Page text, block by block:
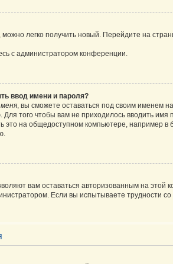
можно легко получить новый. Перейдите на
с администратором конференции.
ввод имени и пароля?
, вы сможете оставаться под своим именем
Для того чтобы вам не приходилось вводить
на общедоступном компьютере, например в
вам оставаться авторизованным на
Если вы испытываете трудности